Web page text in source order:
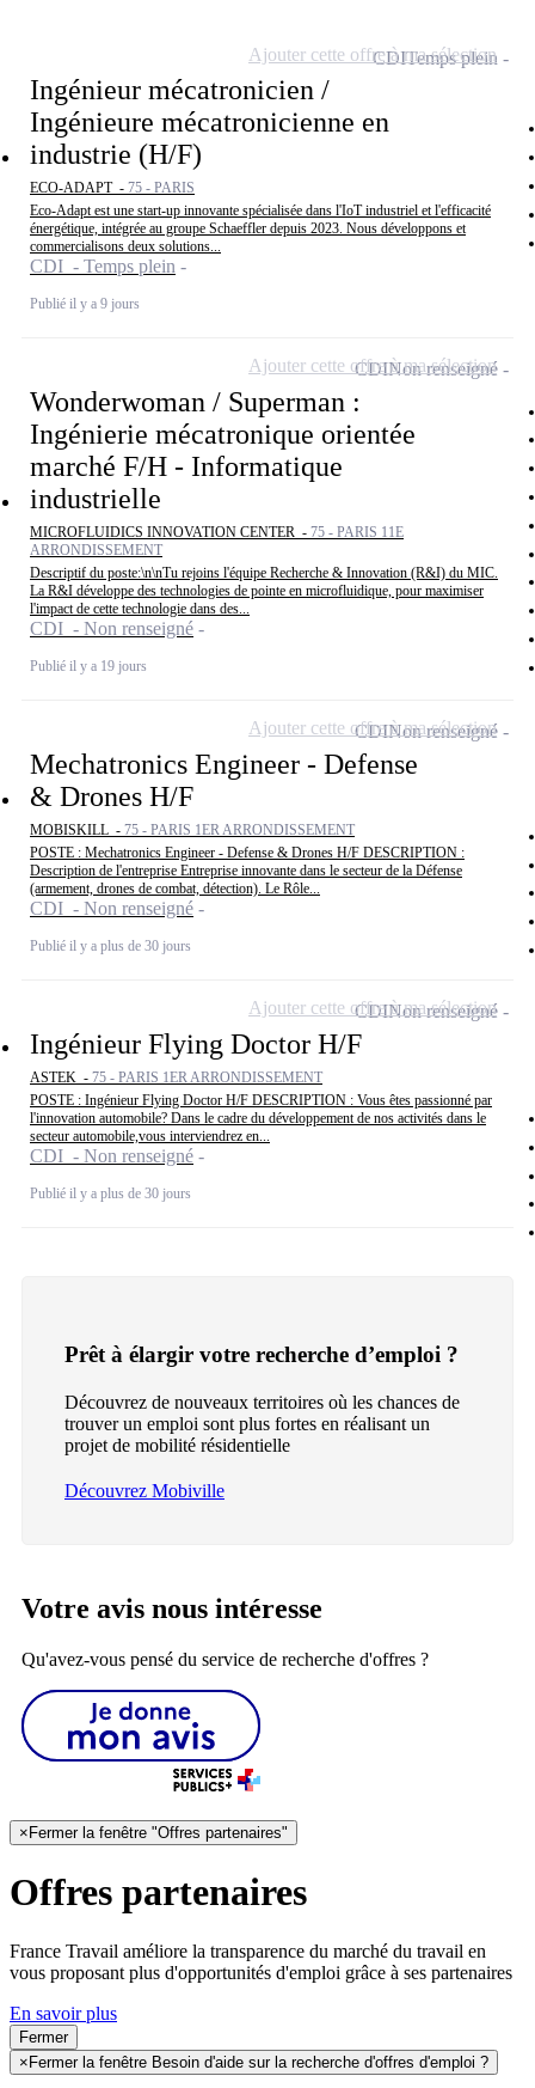
Ingénieur mécatronicien /
Ingénieure mécatronicienne en
industrie (H/F)
ECO-ADAPT - 75 - PARIS
Eco-Adapt est une start-up innovante spécialisée dans l'IoT industriel et l'efficacité
énergétique, intégrée au groupe Schaeffler depuis 2023. Nous développons et
commercialisons deux solutions...
CDI - Temps plein
Publié il y a 9 jours
CDITemps plein
Ajouter cette offre à ma sélection
Wonderwoman / Superman :
Ingénierie mécatronique orientée
marché F/H - Informatique
industrielle
MICROFLUIDICS INNOVATION CENTER - 75 - PARIS 11E
ARRONDISSEMENT
Descriptif du poste:\n\nTu rejoins l'équipe Recherche & Innovation (R&I) du MIC.
La R&I développe des technologies de pointe en microfluidique, pour maximiser
l'impact de cette technologie dans des...
CDI - Non renseigné
Publié il y a 19 jours
CDINon renseigné
Ajouter cette offre à ma sélection
Mechatronics Engineer - Defense
& Drones H/F
MOBISKILL - 75 - PARIS 1ER ARRONDISSEMENT
POSTE : Mechatronics Engineer - Defense & Drones H/F DESCRIPTION :
Description de l'entreprise Entreprise innovante dans le secteur de la Défense
(armement, drones de combat, détection). Le Rôle...
CDI - Non renseigné
Publié il y a plus de 30 jours
CDINon renseigné
Ajouter cette offre à ma sélection
Ingénieur Flying Doctor H/F
ASTEK - 75 - PARIS 1ER ARRONDISSEMENT
POSTE : Ingénieur Flying Doctor H/F DESCRIPTION : Vous êtes passionné par
l'innovation automobile? Dans le cadre du développement de nos activités dans le
secteur automobile,vous interviendrez en...
CDI - Non renseigné
Publié il y a plus de 30 jours
CDINon renseigné
Ajouter cette offre à ma sélection
Prêt à élargir votre recherche d’emploi ?
Découvrez de nouveaux territoires où les chances de
trouver un emploi sont plus fortes en réalisant un
projet de mobilité résidentielle
Découvrez Mobiville
Votre avis nous intéresse
Qu'avez-vous pensé du service de recherche d'offres ?
× Fermer la fenêtre "Offres partenaires"
Offres partenaires
France Travail améliore la transparence du marché du travail en
vous proposant plus d'opportunités d'emploi grâce à ses partenaires
En savoir plus
Fermer
×Fermer la fenêtre Besoin d'aide sur la recherche d'offres d'emploi ?